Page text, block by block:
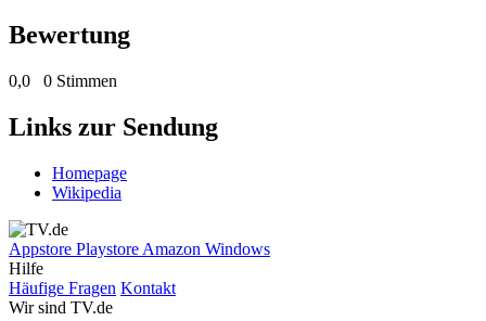
Bewertung
0,0 0 Stimmen
Links zur Sendung
Homepage
Wikipedia
Appstore Playstore Amazon Windows
Hilfe
Häufige Fragen Kontakt
Wir sind TV.de